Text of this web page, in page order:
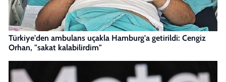
Türkiye'den ambulans uçakla Hamburg'a getirildi: Cengiz
Orhan, "sakat kalabilirdim"